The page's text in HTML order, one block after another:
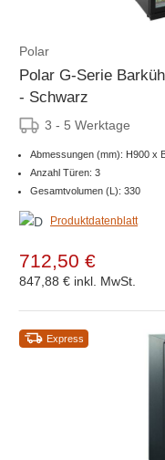
Polar
Polar G-Serie
- Schwarz
3 - 5 Werktage
Abmessungen (mm): H900 x
Anzahl Türen: 3
Gesamtvolumen (L): 330
Produktdatenblatt
712,50 €
847,88 € inkl. MwSt.
Express